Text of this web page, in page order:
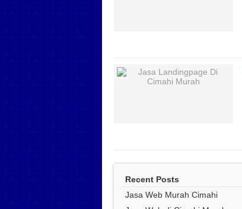
Recent Posts
Jasa Web Murah Cimahi